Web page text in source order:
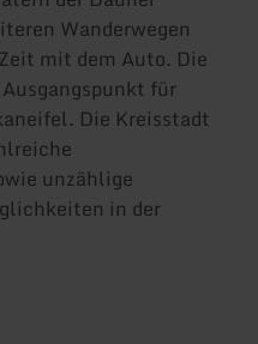
Wanderwegen
mit dem Auto. Die
für
Die Kreisstadt
unzählige
in der